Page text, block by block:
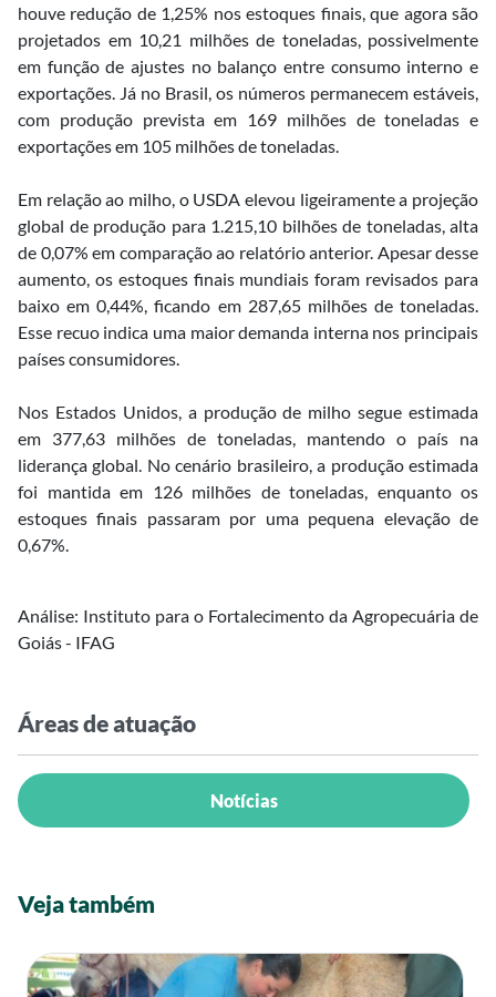
houve redução de 1,25% nos estoques finais, que agora são
projetados em 10,21 milhões de toneladas, possivelmente
em função de ajustes no balanço entre consumo interno e
exportações. Já no Brasil, os números permanecem estáveis,
com produção prevista em 169 milhões de toneladas e
exportações em 105 milhões de toneladas.
Em relação ao milho, o USDA elevou ligeiramente a projeção
global de produção para 1.215,10 bilhões de toneladas, alta
de 0,07% em comparação ao relatório anterior. Apesar desse
aumento, os estoques finais mundiais foram revisados para
baixo em 0,44%, ficando em 287,65 milhões de toneladas.
Esse recuo indica uma maior demanda interna nos principais
países consumidores.
Nos Estados Unidos, a produção de milho segue estimada
em 377,63 milhões de toneladas, mantendo o país na
liderança global. No cenário brasileiro, a produção estimada
foi mantida em 126 milhões de toneladas, enquanto os
estoques finais passaram por uma pequena elevação de
0,67%.
Análise: Instituto para o Fortalecimento da Agropecuária de
Goiás - IFAG
Áreas de atuação
Notícias
Veja também